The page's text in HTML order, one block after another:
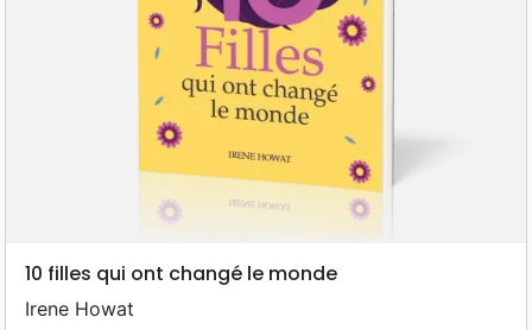
10 filles qui ont changé le monde
Irene Howat